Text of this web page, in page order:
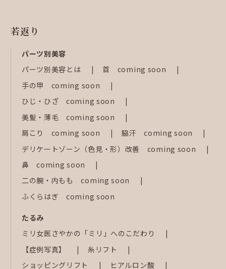
若返り
パーツ別美容
パーツ別美容とは
首 coming soon
手の甲 coming soon
ひじ・ひざ coming soon
美髪・薄毛 coming soon
肩こり coming soon
脇汗 coming soon
デリケートゾーン（色見・形）改善 coming soon
鼻 coming soon
二の腕・内もも coming soon
ふくらはぎ coming soon
たるみ
ミリ女医さやかの「ミリ」へのこだわり
【症例写真】
糸リフト
ショッピングリフト
ヒアルロン酸